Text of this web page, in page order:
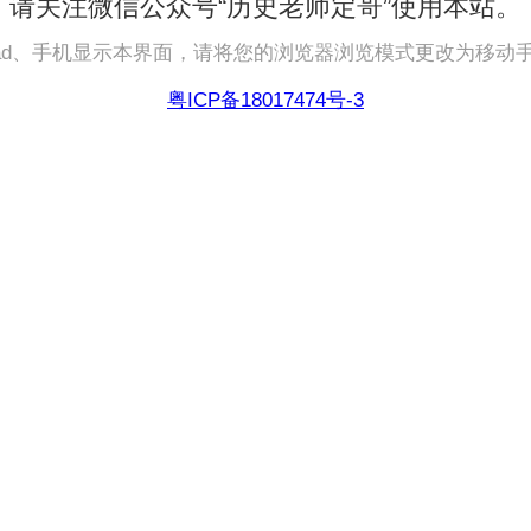
请关注微信公众号“历史老师定哥”使用本站。
、手机显示本界面，请将您的浏览器浏览模式更改为移动
粤ICP备18017474号-3